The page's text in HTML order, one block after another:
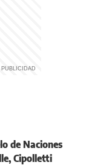
de Naciones
Cipolletti